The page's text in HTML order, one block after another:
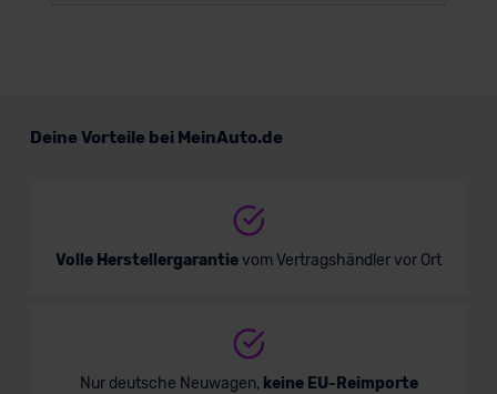
Deine Vorteile bei MeinAuto.de
Volle Herstellergarantievom Vertragshändler vor Ort
Nur deutsche Neuwagen, keine EU-Reimporte